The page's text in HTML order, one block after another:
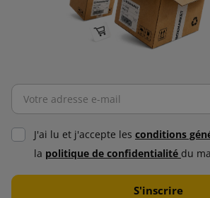
J'ai lu et j'accepte les conditions
la politique de confidentialité du